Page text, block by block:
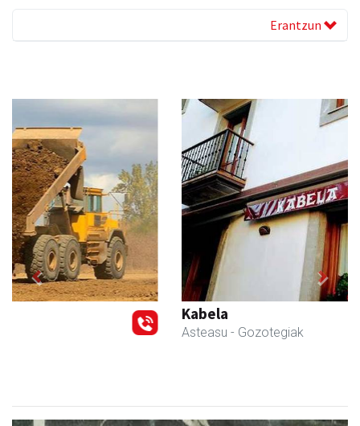
Erantzun
- Gozotegiak
Previous Next